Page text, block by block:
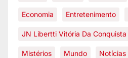
Economia Entretenimento
JN Libertti Vitória Da Conquista
Mistérios Mundo Notícias